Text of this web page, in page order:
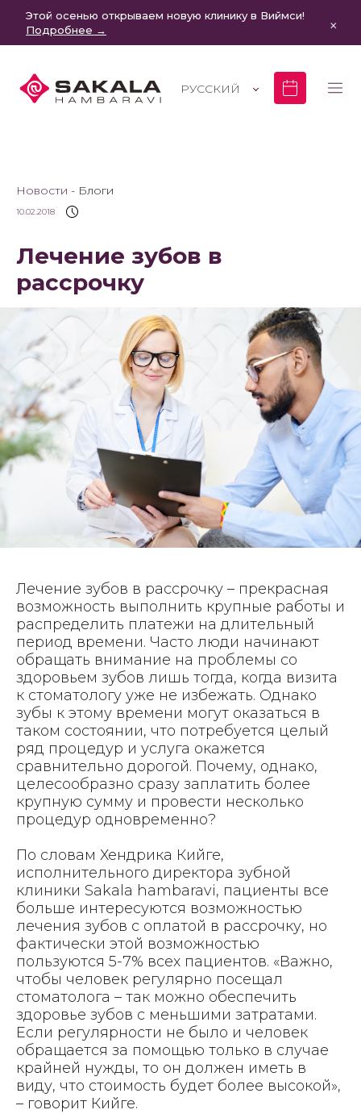
Этой осенью открываем новую клинику в Виймси!
Подробнее →
×
РУССКИЙ
Новости Блоги
10.02.2018
Лечение зубов в
рассрочку
Лечение зубов в рассрочку – прекрасная
возможность выполнить крупные работы и
распределить платежи на длительный
период времени. Часто люди начинают
обращать внимание на проблемы со
здоровьем зубов лишь тогда, когда визита
к стоматологу уже не избежать. Однако
зубы к этому времени могут оказаться в
таком состоянии, что потребуется целый
ряд процедур и услуга окажется
сравнительно дорогой. Почему, однако,
целесообразно сразу заплатить более
крупную сумму и провести несколько
процедур одновременно?
По словам Хендрика Кийге,
исполнительного директора зубной
клиники Sakala hambaravi, пациенты все
больше интересуются возможностью
лечения зубов с оплатой в рассрочку, но
фактически этой возможностью
пользуются 5-7% всех пациентов. «Важно,
чтобы человек регулярно посещал
стоматолога – так можно обеспечить
здоровье зубов с меньшими затратами.
Если регулярности не было и человек
обращается за помощью только в случае
крайней нужды, то он должен иметь в
виду, что стоимость будет более высокой»,
– говорит Кийге.